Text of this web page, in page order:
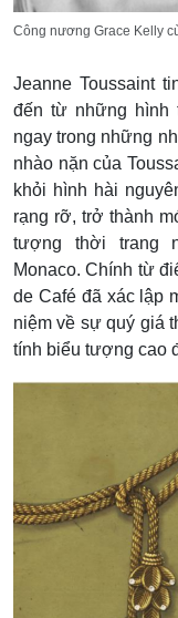
Công nương Grace Kelly
Jeanne Toussaint
đến từ những hình
ngay trong những
nhào nặn của
khỏi hình hài
rạng rỡ, trở thành
tượng thời trang
Monaco. Chính từ
de Café đã xác lập
niệm về sự quý giá
tính biểu tượng cao